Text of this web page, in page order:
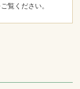
覧ください。